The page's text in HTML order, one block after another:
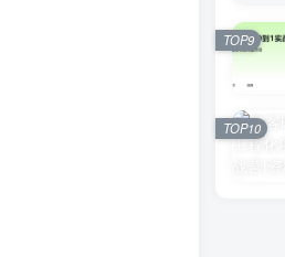
TOP9
TOP10